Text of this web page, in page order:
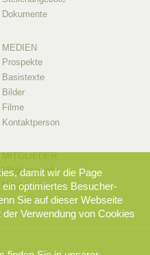
Dokumente
MEDIEN
Prospekte
Basistexte
Bilder
Filme
Kontaktperson
MITGLIEDER
Mitglieder-Info
Mitglieder-Login
damit wir die Page
optimiertes Besucher-
Sie auf dieser Webseite
Verwendung von Cookies